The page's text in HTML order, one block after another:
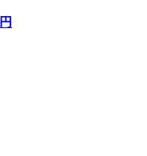
円